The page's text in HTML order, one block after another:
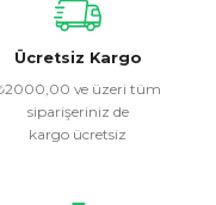
öneri formunu
Ücretsiz Kargo
ve üzeri tüm
siparişeriniz de
kargo ücretsiz